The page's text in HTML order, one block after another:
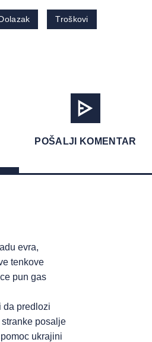
Troškovi
POŠALJI KOMENTAR
evra,
tenkove
pun gas
da predlozi
posalje
ukrajini